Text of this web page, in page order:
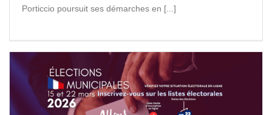
Porticcio poursuit ses démarches en [...]